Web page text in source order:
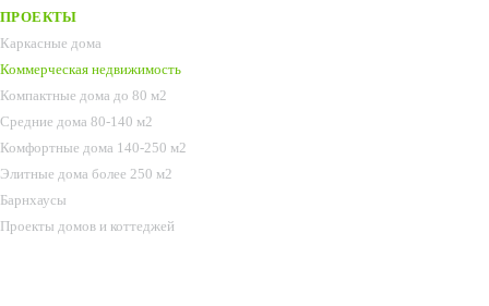
ПРОЕКТЫ
Каркасные дома
Коммерческая недвижимость
Компактные дома до 80 м2
Средние дома 80-140 м2
Комфортные дома 140-250 м2
Элитные дома более 250 м2
Барнхаусы
Проекты домов и коттеджей